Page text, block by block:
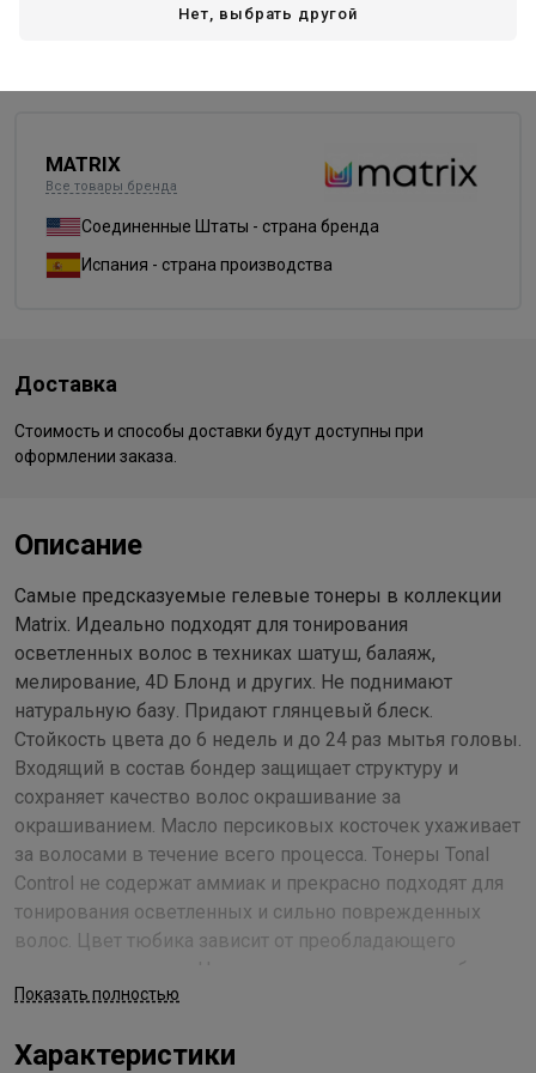
MATRIX
Все товары бренда
Соединенные Штаты - страна бренда
Испания - страна производства
Доставка
Стоимость и способы доставки будут доступны при
оформлении заказа.
Описание
Самые предсказуемые гелевые тонеры в коллекции
Matrix. Идеально подходят для тонирования
осветленных волос в техниках шатуш, балаяж,
мелирование, 4D Блонд и других. Не поднимают
натуральную базу. Придают глянцевый блеск.
Стойкость цвета до 6 недель и до 24 раз мытья головы.
Входящий в состав бондер защищает структуру и
сохраняет качество волос окрашивание за
окрашиванием. Масло персиковых косточек ухаживает
за волосами в течение всего процесса. Тонеры Tonal
Control не содержат аммиак и прекрасно подходят для
тонирования осветленных и сильно поврежденных
волос. Цвет тюбика зависит от преобладающего
пробелов распределить краситель по всей длине. На
темнеет, что дает возможность контролировать
Показать полностью
Характеристики
Нет, выбрать другой